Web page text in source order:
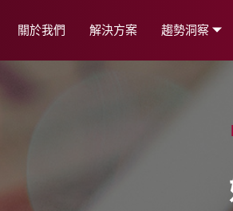
關於我們 解決方案 趨勢洞察